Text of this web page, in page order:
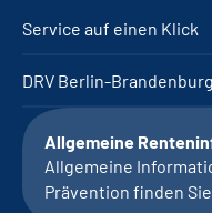
Service auf einen Klick
DRV Berlin-Brandenburg
Allgemeine
Allgemeine
Prävention finden